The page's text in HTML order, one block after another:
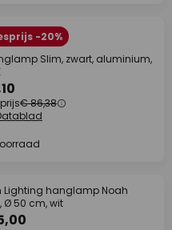
-20%
Slim, zwart, aluminium,
€ 86,38
Lighting hanglamp Noah
Ø 50 cm, wit